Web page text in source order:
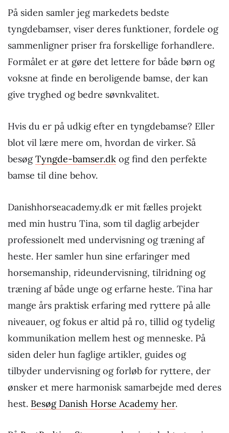
På siden samler jeg markedets bedste
tyngdebamser, viser deres funktioner, fordele og
sammenligner priser fra forskellige forhandlere.
Formålet er at gøre det lettere for både børn og
voksne at finde en beroligende bamse, der kan
give tryghed og bedre søvnkvalitet.
Hvis du er på udkig efter en tyngdebamse? Eller
blot vil lære mere om, hvordan de virker. Så
besøgTyngde-bamser.dk og find den perfekte
bamse til dine behov.
Danishhorseacademy.dk er mit fælles projekt
med min hustru Tina, som til daglig arbejder
professionelt med undervisning og træning af
heste. Her samler hun sine erfaringer med
horsemanship, rideundervisning, tilridning og
træning af både unge og erfarne heste. Tina har
mange års praktisk erfaring med ryttere på alle
niveauer, og fokus er altid på ro, tillid og tydelig
kommunikation mellem hest og menneske. På
siden deler hun faglige artikler, guides og
tilbyder undervisning og forløb for ryttere, der
ønsker et mere harmonisk samarbejde med deres
hest. Besøg Danish Horse Academy her.